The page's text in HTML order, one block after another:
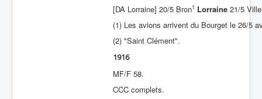
[DA Lorraine] 20/5 Bron1 Lorraine 21/5
(1) Les avions arrivent du Bourget le 26/5
(2) "Saint Clément".
1916
MF/F 58.
CCC complets.